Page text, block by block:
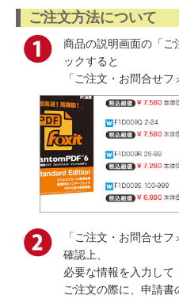
ご注文方法について
商品の説明画面の「ご
ックすると
「ご注文・お問合せ
「ご注文・お問合せ
確認上、
必要な情報を入力して
ご注文の際に、申請